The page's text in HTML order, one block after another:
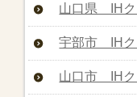
山口県 IHク
宇部市 IHク
山口市 IHク